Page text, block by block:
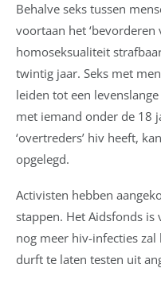
Behalve seks tussen
voortaan het ‘bevorderen
homoseksualiteit
twintig jaar. Seks met
leiden tot een
met iemand onder de 18
‘overtreders’ hiv heeft,
opgelegd.
Activisten hebben
stappen. Het Aidsfonds
nog meer hiv-infecties
durft te laten testen uit